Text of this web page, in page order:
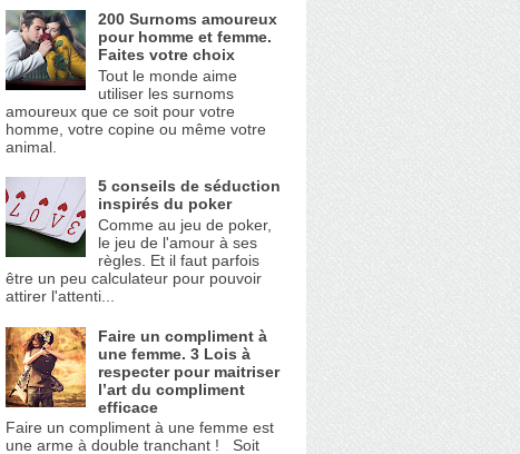
200 Surnoms amoureux
pour homme et femme.
Faites votre choix
Tout le monde aime
utiliser les surnoms
amoureux que ce soit pour votre
homme, votre copine ou même votre
animal.
5 conseils de séduction
inspirés du poker
Comme au jeu de poker,
le jeu de l'amour à ses
règles. Et il faut parfois
être un peu calculateur pour pouvoir
attirer l'attenti...
Faire un compliment à
une femme. 3 Lois à
respecter pour maitriser
l’art du compliment
efficace
Faire un compliment à une femme est
une arme à double tranchant ! Soit